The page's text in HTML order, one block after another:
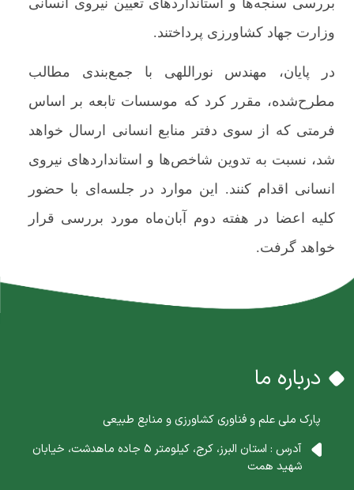
وزارت جهاد کشاورزی پرداختند.
در پایان، مهندس نوراللهی با جمع‌بندی مطالب
مطرح‌شده، مقرر کرد که موسسات تابعه بر اساس
فرمتی که از سوی دفتر منابع انسانی ارسال خواهد
شد، نسبت به تدوین شاخص‌ها و استانداردهای نیروی
انسانی اقدام کنند. این موارد در جلسه‌ای با حضور
کلیه اعضا در هفته دوم آبان‌ماه مورد بررسی قرار
خواهد گرفت.
درباره ما
پارک ملی علم و فناوری کشاورزی و منابع طبیعی
آدرس : استان البرز، کرج، کیلومتر 5 جاده ماهدشت، خیابان
شهید همت